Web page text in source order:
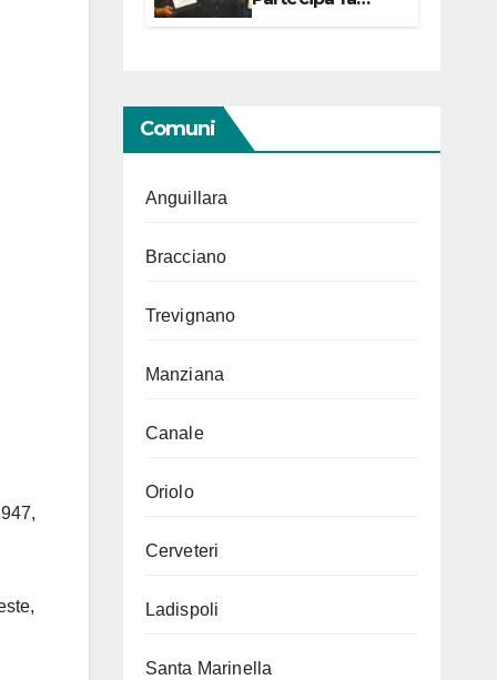
centro con due
Comuni
Anguillara
Bracciano
Trevignano
Manziana
Canale
Oriolo
Cerveteri
Ladispoli
Santa Marinella